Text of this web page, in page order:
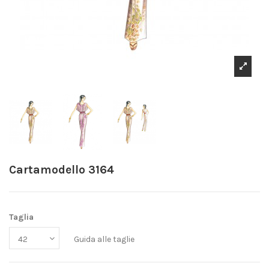
Cartamodello 3164
Taglia
Guida alle taglie